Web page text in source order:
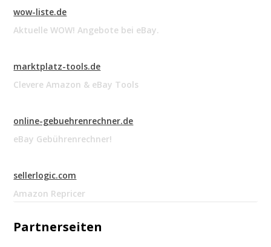
wow-liste.de
Aktuelle WOW! Angebote bei eBay.
marktplatz-tools.de
Clevere Amazon & eBay Tools
online-gebuehrenrechner.de
eBay Gebührenrechner!
sellerlogic.com
Amazon Repricer
Partnerseiten